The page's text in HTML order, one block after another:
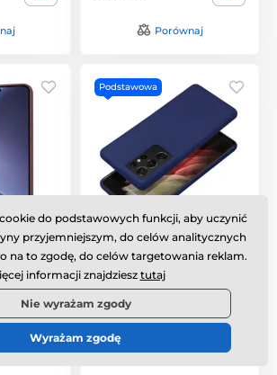
Porównaj
etui,
S25
Podstawowa
Forcell soft etui
Samsung Galaxy S25
Plus ciemnoniebieskie
we wtorek 11.
8. u Ciebie
23.8 zł
do podstawowych funkcji, aby uczynić
przyjemniejszym, do celów analitycznych
na to zgodę, do celów targetowania reklam.
informacji znajdziesz tutaj
Nie wyrażam zgody
Wyrażam zgodę